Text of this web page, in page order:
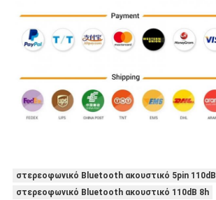
στερεοφωνικό Bluetooth ακουστικό 5pin 110dB
στερεοφωνικό Bluetooth ακουστικό 110dB 8h